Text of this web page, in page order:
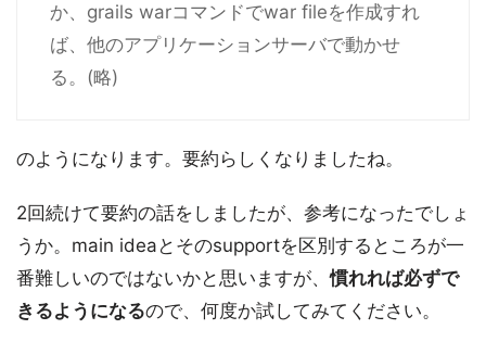
か、grails warコマンドでwar fileを作成すれ
ば、他のアプリケーションサーバで動かせ
る。(略)
のようになります。要約らしくなりましたね。
2回続けて要約の話をしましたが、参考になったでしょ
うか。main ideaとそのsupportを区別するところが一
番難しいのではないかと思いますが、慣れれば必ずで
きるようになるので、何度か試してみてください。